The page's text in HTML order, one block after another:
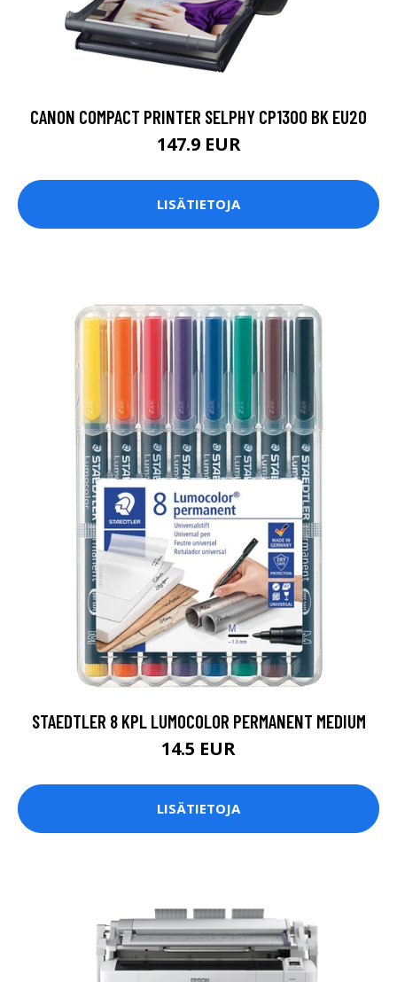
CANON COMPACT PRINTER SELPHY CP1300 BK EU20
147.9 EUR
LISÄTIETOJA
STAEDTLER 8 KPL LUMOCOLOR PERMANENT MEDIUM
14.5 EUR
LISÄTIETOJA